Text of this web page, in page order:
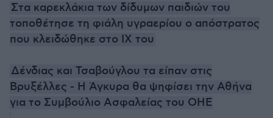
Στα καρεκλάκια των δίδυμων παιδιών του
τοποθέτησε τη φιάλη υγραερίου ο απόστρατος
που κλειδώθηκε στο ΙΧ του
Δένδιας και Τσαβούγλου τα είπαν στις
Βρυξέλλες - Η Άγκυρα θα ψηφίσει την Αθήνα
για το Συμβούλιο Ασφαλείας του ΟΗΕ